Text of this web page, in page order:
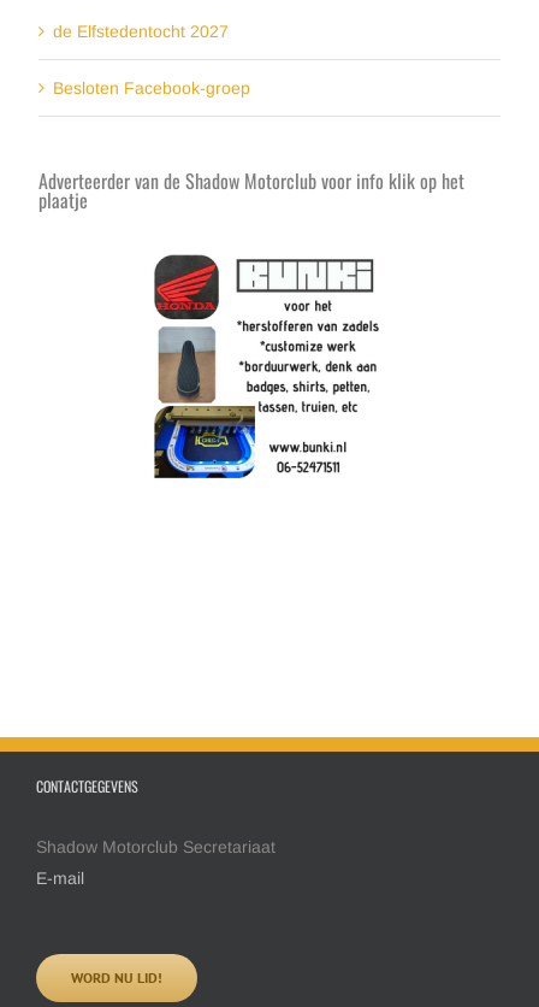
de Elfstedentocht 2027
Besloten Facebook-groep
Adverteerder van de Shadow Motorclub voor info klik op het
plaatje
CONTACTGEGEVENS
Shadow Motorclub Secretariaat
E-mail
WORD NU LID!